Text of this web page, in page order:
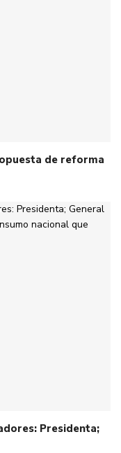
de reforma
Presidenta;